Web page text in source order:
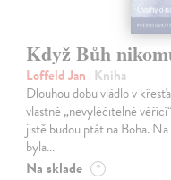
Když Bůh
Loffeld Jan | Kniha
Dlouhou dobu vládlo v
vlastně „nevyléčitelně
jistě budou ptát na Boha.
byla…
Na sklade ?